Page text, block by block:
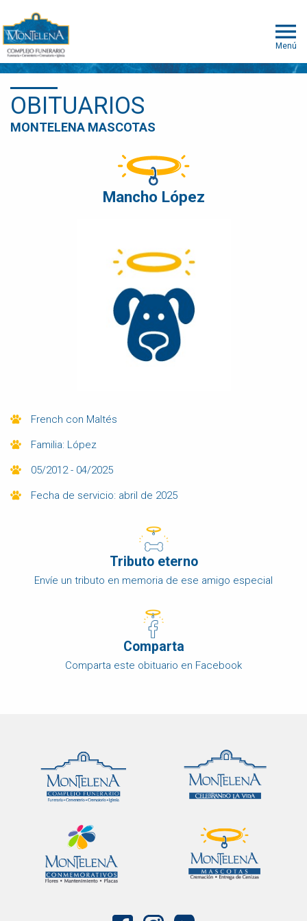
Menú
OBITUARIOS
MONTELENA MASCOTAS
Mancho López
French con Maltés
Familia: López
05/2012 - 04/2025
Fecha de servicio: abril de 2025
Tributo eterno
Envíe un tributo en memoria de ese amigo especial
Comparta
Comparta este obituario en Facebook